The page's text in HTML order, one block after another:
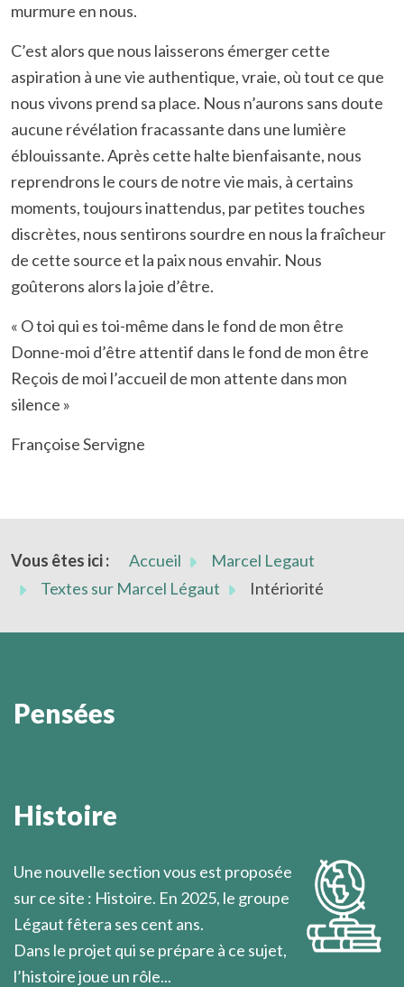
murmure en nous.
C’est alors que nous laisserons émerger cette
aspiration à une vie authentique, vraie, où tout ce que
nous vivons prend sa place. Nous n’aurons sans doute
aucune révélation fracassante dans une lumière
éblouissante. Après cette halte bienfaisante, nous
reprendrons le cours de notre vie mais, à certains
moments, toujours inattendus, par petites touches
discrètes, nous sentirons sourdre en nous la fraîcheur
de cette source et la paix nous envahir. Nous
goûterons alors la joie d’être.
« O toi qui es toi-même dans le fond de mon être
Donne-moi d’être attentif dans le fond de mon être
Reçois de moi l’accueil de mon attente dans mon
silence »
Françoise Servigne
Vous êtes ici : Accueil
Marcel Legaut
Textes sur Marcel Légaut
Intériorité
Pensées
l’on fera vraiment.
Histoire
Une nouvelle section vous est proposée
sur ce site : Histoire. En 2025, le groupe
Légaut fêtera ses cent ans.
Dans le projet qui se prépare à ce sujet,
l’histoire joue un rôle...